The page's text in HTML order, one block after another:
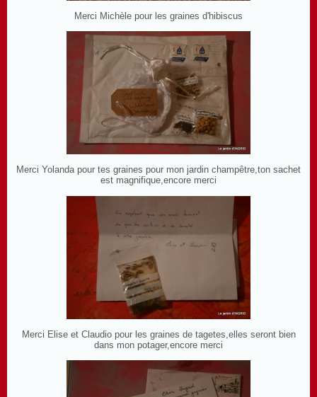
Merci Michèle pour les graines d'hibiscus
Merci Yolanda pour tes graines pour mon jardin champêtre,ton sachet
est magnifique,encore merci
Merci Elise et Claudio pour les graines de tagetes,elles seront bien
dans mon potager,encore merci